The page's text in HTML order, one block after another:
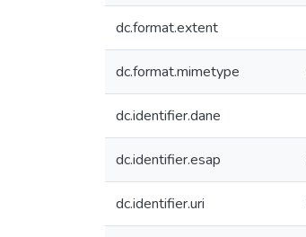
dc.format.extent
dc.format.mimetype
dc.identifier.dane
dc.identifier.esap
dc.identifier.uri